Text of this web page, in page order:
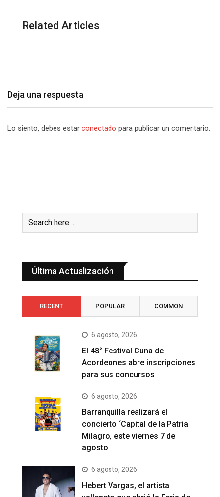
Related Articles
Deja una respuesta
Lo siento, debes estar conectado para publicar un comentario.
Última Actualización
RECENT POPULAR COMMON
6 agosto, 2026
El 48° Festival Cuna de
Acordeones abre inscripciones
para sus concursos
6 agosto, 2026
Barranquilla realizará el
concierto ‘Capital de la Patria
Milagro, este viernes 7 de
agosto
6 agosto, 2026
Hebert Vargas, el artista